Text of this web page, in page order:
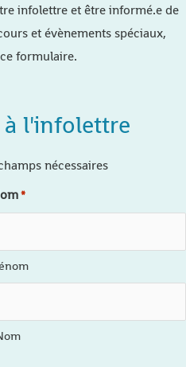
infolettre et être informé.e de
et évènements spéciaux,
formulaire.
l'infolettre
nécessaires
*